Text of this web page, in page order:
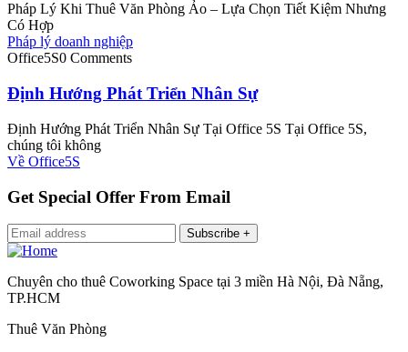
Pháp Lý Khi Thuê Văn Phòng Ảo – Lựa Chọn Tiết Kiệm Nhưng
Có Hợp
Pháp lý doanh nghiệp
Office5S0 Comments
Định Hướng Phát Triển Nhân Sự
Định Hướng Phát Triển Nhân Sự Tại Office 5S Tại Office 5S,
chúng tôi không
Về Office5S
Get Special Offer From Email
Chuyên cho thuê Coworking Space tại 3 miền Hà Nội, Đà Nẵng,
TP.HCM
Thuê Văn Phòng